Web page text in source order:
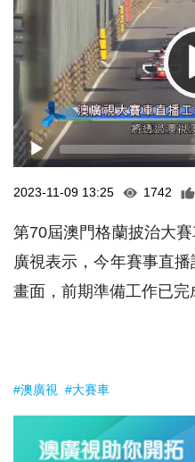
2023-11-09 13:25 1742
第70屆澳門格蘭披治大
廣視表示，今年賽事直
畫面，前期準備工作已完
#澳廣視 #大賽車